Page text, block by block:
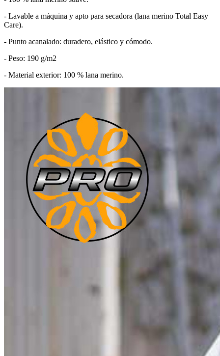
- Lavable a máquina y apto para secadora (lana merino Total Easy
Care).
- Punto acanalado: duradero, elástico y cómodo.
- Peso: 190 g/m2
- Material exterior: 100 % lana merino.